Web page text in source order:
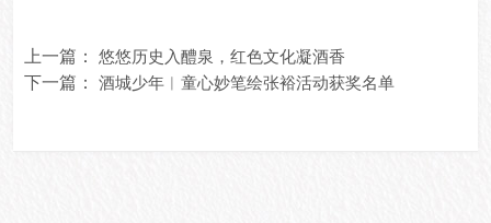
上一篇：
悠悠历史入醴泉，红色文化凝酒香
下一篇：
酒城少年︱童心妙笔绘张裕活动获奖名单